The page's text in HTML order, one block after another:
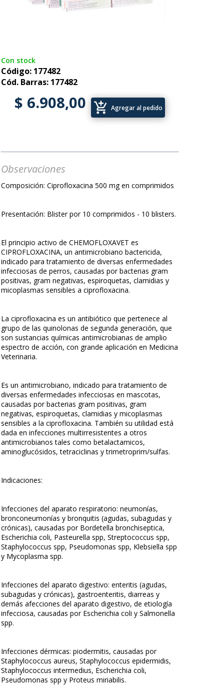
Con stock
Código: 177482
Cód. Barras: 177482
$ 6.908,00 add_shopping_cart Agregar al pedido
Observaciones
Composición: Ciprofloxacina 500 mg en comprimidos
Presentación: Blister por 10 comprimidos - 10 blisters.
El principio activo de CHEMOFLOXAVET es
CIPROFLOXACINA, un antimicrobiano bactericida,
indicado para tratamiento de diversas enfermedades
infecciosas de perros, causadas por bacterias gram
positivas, gram negativas, espiroquetas, clamidias y
micoplasmas sensibles a ciprofloxacina.
La ciprofloxacina es un antibiótico que pertenece al
grupo de las quinolonas de segunda generación, que
son sustancias químicas antimicrobianas de amplio
espectro de acción, con grande aplicación en Medicina
Veterinaria.
Es un antimicrobiano, indicado para tratamiento de
diversas enfermedades infecciosas en mascotas,
causadas por bacterias gram positivas, gram
negativas, espiroquetas, clamidias y micoplasmas
sensibles a la ciprofloxacina. También su utilidad está
dada en infecciones multirresistentes a otros
antimicrobianos tales como betalactamicos,
aminoglucósidos, tetraciclinas y trimetroprim/sulfas.
Indicaciones:
Infecciones del aparato respiratorio: neumonías,
bronconeumonías y bronquitis (agudas, subagudas y
crónicas), causadas por Bordetella bronchiseptica,
Escherichia coli, Pasteurella spp, Streptococcus spp,
Staphylococcus spp, Pseudomonas spp, Klebsiella spp
y Mycoplasma spp.
Infecciones del aparato digestivo: enteritis (agudas,
subagudas y crónicas), gastroenteritis, diarreas y
demás afecciones del aparato digestivo, de etiología
infecciosa, causadas por Escherichia coli y Salmonella
spp.
Infecciones dérmicas: piodermitis, causadas por
Staphylococcus aureus, Staphylococcus epidermidis,
Staphylococcus intermedius, Escherichia coli,
Pseudomonas spp y Proteus miriabilis.